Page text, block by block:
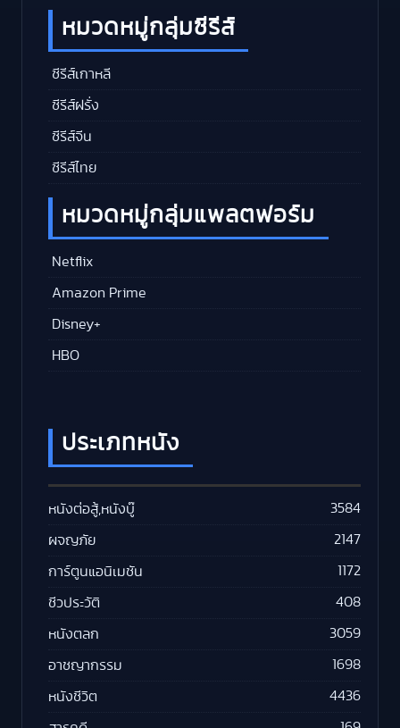
หมวดหมู่กลุ่มซีรีส์
ซีรีส์เกาหลี
ซีรีส์ฝรั่ง
ซีรีส์จีน
ซีรีส์ไทย
หมวดหมู่กลุ่มแพลตฟอร์ม
Netflix
Amazon Prime
Disney+
HBO
ประเภทหนัง
หนังต่อสู้,หนังบู๊ 3584
ผจญภัย 2147
การ์ตูนแอนิเมชัน 1172
ชีวประวัติ 408
หนังตลก 3059
อาชญากรรม 1698
หนังชีวิต 4436